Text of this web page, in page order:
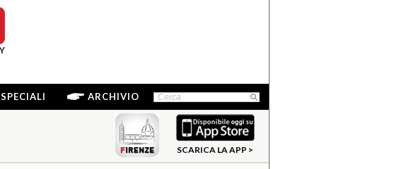
SPECIALI ARCHIVIO
SCARICA LA APP >